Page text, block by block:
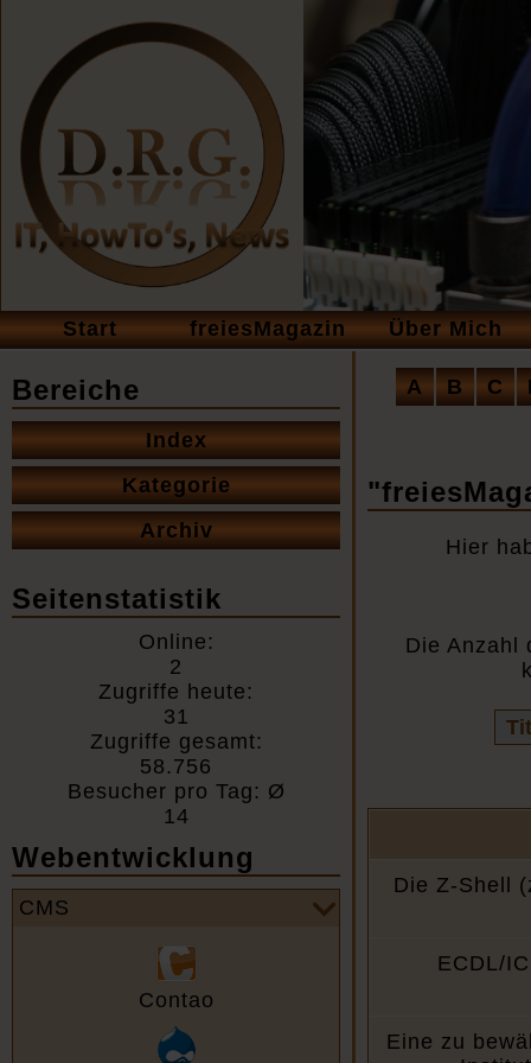
Navigation
überspringen
Start freiesMagazin Über Mich
Navigation
A B C
Hier
Die Anzahl
Die Z-Shell
ECDL/
Eine zu
Bereiche
Navigation
überspringen
Index
Kategorie
Archiv
Seitenstatistik
Online:
2
Zugriffe heute:
31
Zugriffe gesamt:
58.756
Besucher pro Tag: Ø
14
Webentwicklung
CMS
Contao